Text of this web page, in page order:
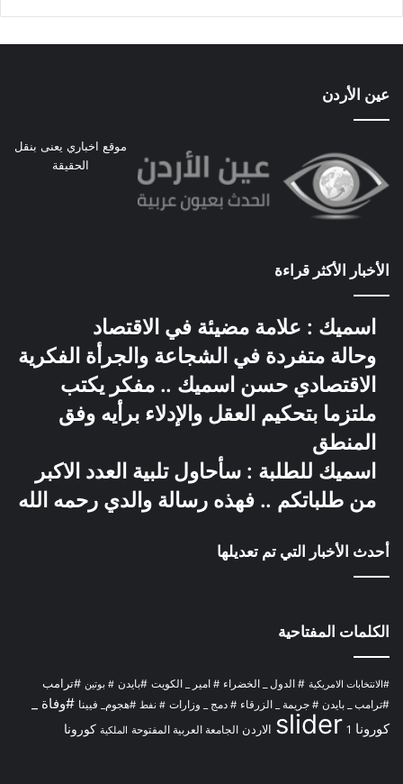
عين الأردن
موقع اخباري يعنى بنقل
الحقيقة
الأخبار الأكثر قراءة
اسميك : علامة مضيئة في الاقتصاد
وحالة متفردة في الشجاعة والجرأة الفكرية
الاقتصادي حسن اسميك .. مفكر يكتب
ملتزما بتحكيم العقل والإدلاء برأيه وفق
المنطق
اسميك للطلبة : سأحاول تلبية العدد الاكبر
من طلباتكم .. فهذه رسالة والدي رحمه الله
أحدث الأخبار التي تم تعديلها
الكلمات المفتاحية
#الانتخابات الامريكية # الدول _ الخضراء # امير _ الكويت #بايدن # بوتين #ترامب
#ترامب _ بايدن # جريمة _ الزرقاء # دمج _ وزارات # نفط #هجوم_ فيينا #وفاة _
كورونا 1
slider الاردن الجامعة العربية المفتوحة الملكية كورونا